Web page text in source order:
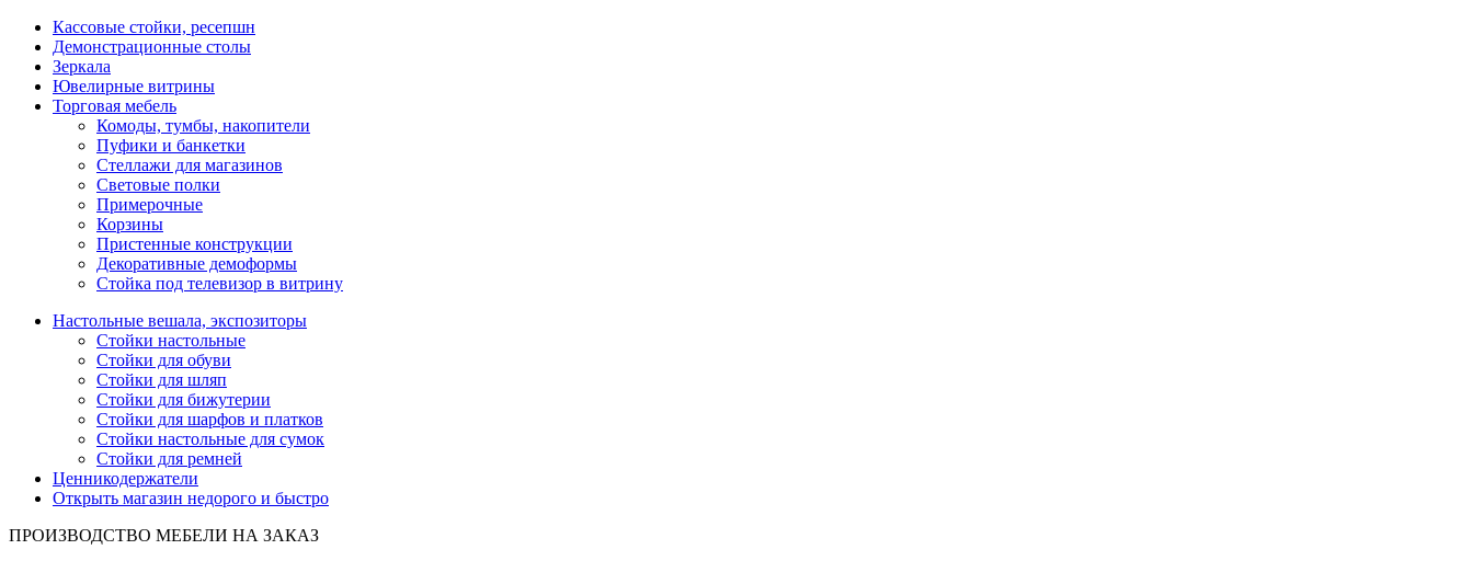
Кассовые стойки, ресепшн
Демонстрационные столы
Зеркала
Ювелирные витрины
Торговая мебель
Комоды, тумбы, накопители
Пуфики и банкетки
Стеллажи для магазинов
Световые полки
Примерочные
Корзины
Пристенные конструкции
Декоративные демоформы
Стойка под телевизор в витрину
Настольные вешала, экспозиторы
Стойки настольные
Стойки для обуви
Стойки для шляп
Стойки для бижутерии
Стойки для шарфов и платков
Стойки настольные для сумок
Стойки для ремней
Ценникодержатели
Открыть магазин недорого и быстро
ПРОИЗВОДСТВО МЕБЕЛИ НА ЗАКАЗ